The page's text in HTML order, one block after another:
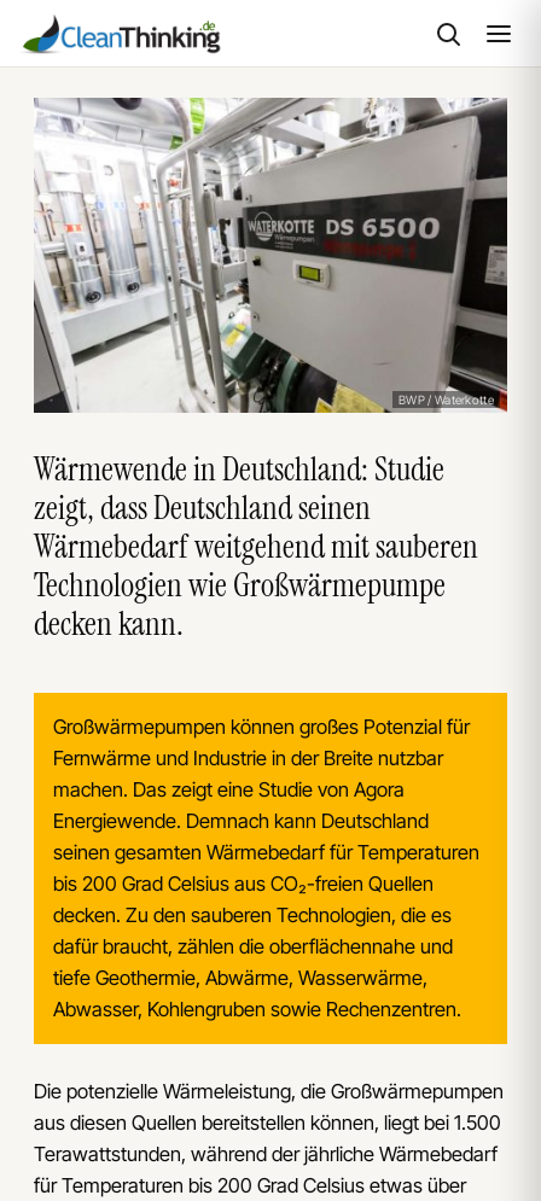
Inhalt
springen
BWP / Waterkotte
Wärmewende in Deutschland: Studie
zeigt, dass Deutschland seinen
Wärmebedarf weitgehend mit sauberen
Technologien wie Großwärmepumpe
decken kann.
Großwärmepumpen können großes Potenzial für
Fernwärme und Industrie in der Breite nutzbar
machen. Das zeigt eine Studie von Agora
Energiewende. Demnach kann Deutschland
seinen gesamten Wärmebedarf für Temperaturen
bis 200 Grad Celsius aus CO₂-freien Quellen
decken. Zu den sauberen Technologien, die es
dafür braucht, zählen die oberflächennahe und
tiefe Geothermie, Abwärme, Wasserwärme,
Abwasser, Kohlengruben sowie Rechenzentren.
Die potenzielle Wärmeleistung, die Großwärmepumpen
aus diesen Quellen bereitstellen können, liegt bei 1.500
Terawattstunden, während der jährliche Wärmebedarf
für Temperaturen bis 200 Grad Celsius etwas über